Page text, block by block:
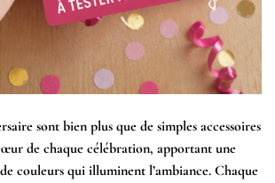
sont bien plus que de simples accessoires
de chaque célébration, apportant une
couleurs qui illuminent l’ambiance. Chaque